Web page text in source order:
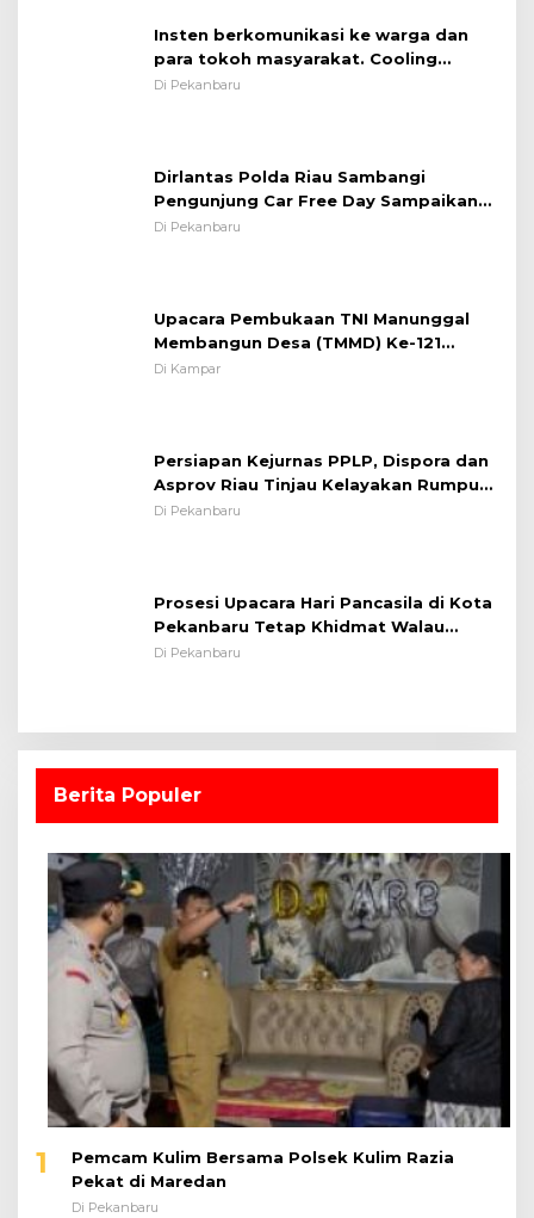
Insten berkomunikasi ke warga dan
para tokoh masyarakat. Cooling
System OMP LK ²024 Polsek Rumbai,
Di Pekanbaru
Dirlantas Polda Riau Sambangi
Pengunjung Car Free Day Sampaikan
Pesan Edukasi Kamtibmas &
Di Pekanbaru
Upacara Pembukaan TNI Manunggal
Membangun Desa (TMMD) Ke-121
Kodim 0313/KPR Tahun 2024) ?
Di Kampar
Persiapan Kejurnas PPLP, Dispora dan
Asprov Riau Tinjau Kelayakan Rumput
Lapangan Sepakbola
Di Pekanbaru
Prosesi Upacara Hari Pancasila di Kota
Pekanbaru Tetap Khidmat Walau
Dalam Ruangan
Di Pekanbaru
Berita Populer
1
Pemcam Kulim Bersama Polsek Kulim Razia
Pekat di Maredan
Di Pekanbaru